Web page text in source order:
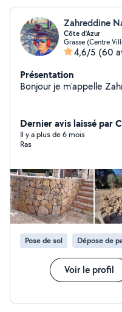
Zahreddine
Côte d’Azur
Grasse (Centre
4,6/5 (60
Présentation
Bonjour je m'appelle
Dernier avis laissé par
Il y a plus de 6 mois
Ras
Pose de sol Dépose de
Voir le profil